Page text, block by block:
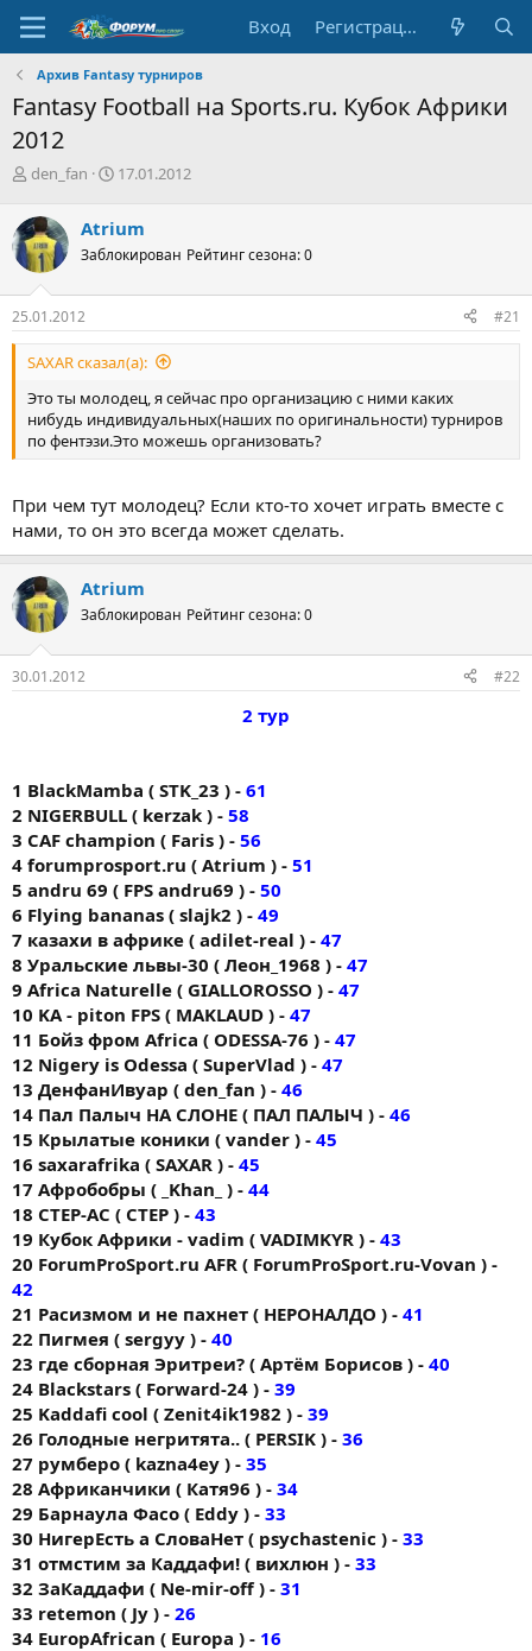
Вход Регистрация
Архив Fantasy турниров
Fantasy Football на Sports.ru. Кубок Африки
2012
А
т
о
р
т
е
м
ы
den_fan
Д
а
н
ч
л
а
17.01.2012
Atrium
Заблокирован Рейтинг сезона: 0
25.01.2012 #21
SAXAR сказал(а):
Это ты молодец, я сейчас про организацию с ними каких
нибудь индивидуальных(наших по оригинальности) турниров
по фентэзи.Это можешь организовать?
При чем тут молодец? Если кто-то хочет играть вместе с
нами, то он это всегда может сделать.
Atrium
Заблокирован Рейтинг сезона: 0
30.01.2012 #22
2 тур
1 BlackMamba ( STK_23 ) - 61
2 NIGERBULL ( kerzak ) - 58
3 CAF champion ( Faris ) - 56
4 forumprоsport.ru ( Atrium ) - 51
5 andru 69 ( FPS andru69 ) - 50
6 Flying bananas ( slajk2 ) - 49
7 казахи в африке ( adilet-real ) - 47
8 Уральские львы-30 ( Леон_1968 ) - 47
9 Africa Naturelle ( GIALLOROSSO ) - 47
10 KA - piton FPS ( MAKLAUD ) - 47
11 Бойз фром Africa ( ODESSA-76 ) - 47
12 Nigery is Odessa ( SuperVlad ) - 47
13 ДенфанИвуар ( den_fan ) - 46
14 Пал Палыч НА СЛОНЕ ( ПАЛ ПАЛЫЧ ) - 46
15 Крылатые коники ( vander ) - 45
16 saxarafrika ( SAXAR ) - 45
17 Афробобры ( _Khan_ ) - 44
18 CTEP-AC ( CTEP ) - 43
19 Кубок Африки - vadim ( VADIMKYR ) - 43
20 ForumProSport.ru AFR ( ForumProSport.ru-Vovan ) -
42
21 Расизмом и не пахнет ( НЕРОНАЛДО ) - 41
22 Пигмея ( sergyy ) - 40
23 где сборная Эритреи? ( Артём Борисов ) - 40
24 Blackstars ( Forward-24 ) - 39
25 Kaddafi cool ( Zenit4ik1982 ) - 39
26 Голодные негритята.. ( PERSIK ) - 36
27 румберо ( kazna4ey ) - 35
28 Африканчики ( Катя96 ) - 34
29 Барнаула Фасо ( Eddy ) - 33
30 НигерЕсть а СловаНет ( psychastenic ) - 33
31 отмстим за Каддафи! ( вихлюн ) - 33
32 ЗаКаддафи ( Ne-mir-off ) - 31
33 retemon ( Jy ) - 26
34 EuropAfrican ( Europa ) - 16